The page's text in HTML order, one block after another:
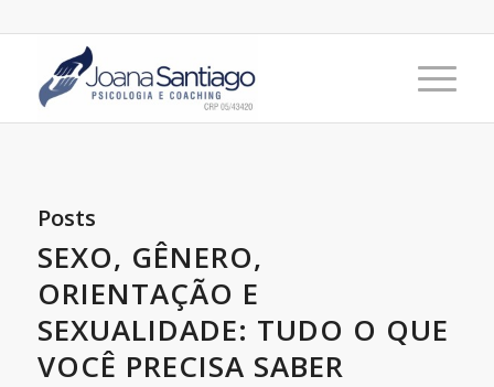
Posts
SEXO, GÊNERO,
ORIENTAÇÃO E
SEXUALIDADE: TUDO O QUE
VOCÊ PRECISA SABER